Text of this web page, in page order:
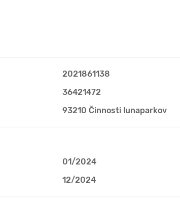
2021861138
36421472
93210 Činnosti lunaparkov
01/2024
12/2024